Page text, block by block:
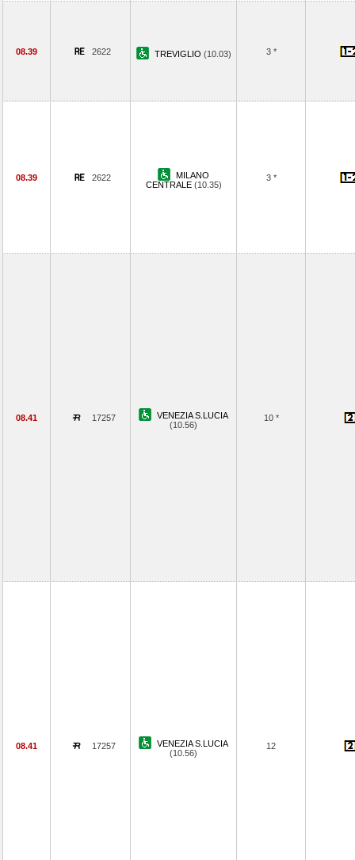
08.39 2622 TREVIGLIO (10.03) 3 *
08.39 2622
MILANO
CENTRALE (10.35)
3 *
08.41 17257
VENEZIA S.LUCIA
(10.56)
10 *
08.41 17257
VENEZIA S.LUCIA
(10.56)
12